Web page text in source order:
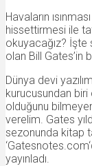
Havaların
hissettirmesi ile
okuyacağız? İşte
olan Bill Gates’in
Dünya devi
kurucusundan biri
olduğunu
verelim. Gates
sezonunda kitap
yayınladı.